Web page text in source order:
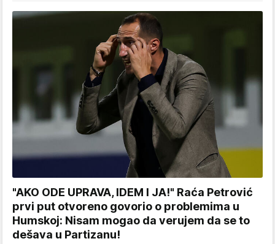
"AKO ODE UPRAVA, IDEM I JA!" Raća Petrović
prvi put otvoreno govorio o problemima u
Humskoj: Nisam mogao da verujem da se to
dešava u Partizanu!